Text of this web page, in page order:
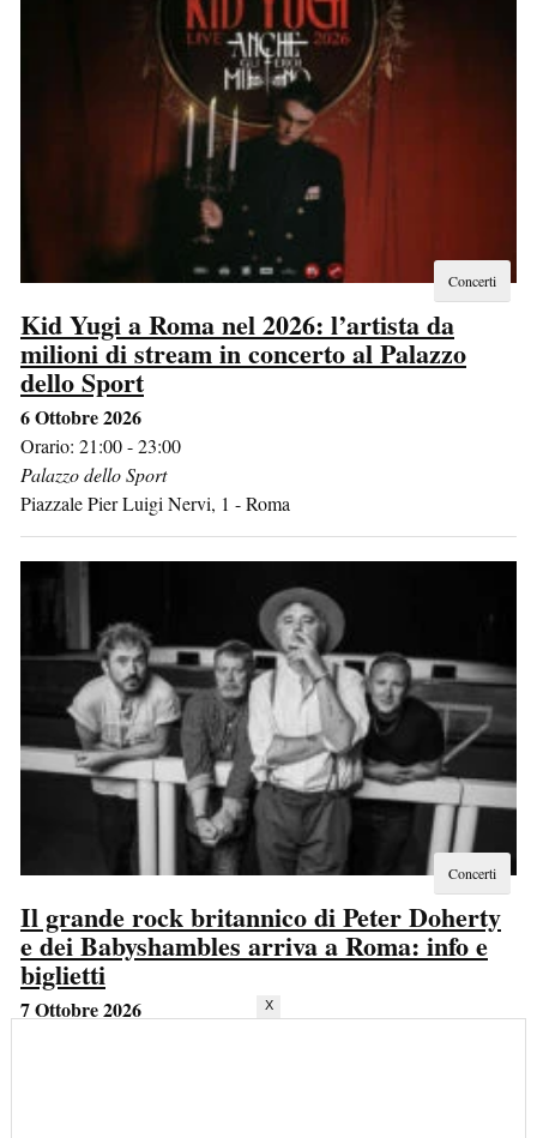
Concerti
Kid Yugi a Roma nel 2026: l’artista da
milioni di stream in concerto al Palazzo
dello Sport
6 Ottobre 2026
Orario: 21:00 - 23:00
Palazzo dello Sport
Piazzale Pier Luigi Nervi, 1 -Roma
Concerti
Il grande rock britannico di Peter Doherty
e dei Babyshambles arriva a Roma: info e
biglietti
7 Ottobre 2026 X